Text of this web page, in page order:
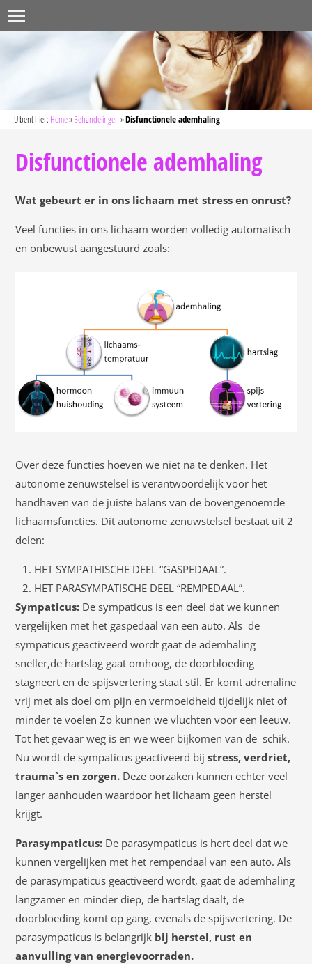
U bent hier: Home»Behandelingen»Disfunctionele ademhaling
Disfunctionele ademhaling
Wat gebeurt er in ons lichaam met stress en onrust?
Veel functies in ons lichaam worden volledig automatisch
en onbewust aangestuurd zoals:
Over deze functies hoeven we niet na te denken. Het
autonome zenuwstelsel is verantwoordelijk voor het
handhaven van de juiste balans van de bovengenoemde
lichaamsfuncties. Dit autonome zenuwstelsel bestaat uit 2
delen:
HET SYMPATHISCHE DEEL “GASPEDAAL”.
HET PARASYMPATISCHE DEEL “REMPEDAAL”.
Sympaticus: De sympaticus is een deel dat we kunnen
vergelijken met het gaspedaal van een auto. Als de
sympaticus geactiveerd wordt gaat de ademhaling
sneller,de hartslag gaat omhoog, de doorbloeding
stagneert en de spijsvertering staat stil. Er komt adrenaline
vrij met als doel om pijn en vermoeidheid tijdelijk niet of
minder te voelen Zo kunnen we vluchten voor een leeuw.
Tot het gevaar weg is en we weer bijkomen van de schik.
Nu wordt de sympaticus geactiveerd bijstress, verdriet,
trauma`s en zorgen. Deze oorzaken kunnen echter veel
langer aanhouden waardoor het lichaam geen herstel
krijgt.
Parasympaticus: De parasympaticus is hert deel dat we
kunnen vergelijken met het rempendaal van een auto. Als
de parasympaticus geactiveerd wordt, gaat de ademhaling
langzamer en minder diep, de hartslag daalt, de
doorbloeding komt op gang, evenals de spijsvertering. De
parasympaticus is belangrijk bij herstel, rust en
aanvulling van energievoorraden.